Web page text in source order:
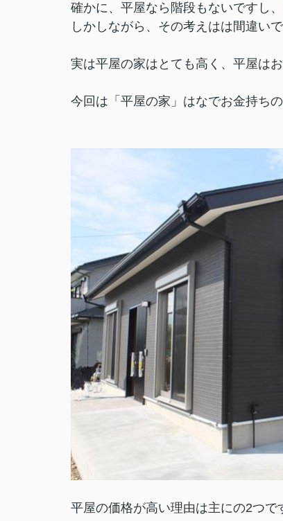
確かに、平屋なら階段もないですし
しかしながら、その考えはは間違いで
実は平屋の家はとても高く、平屋は
今回は「平屋の家」はなでお金持ち
平屋の価格が高い理由は主にの2つで